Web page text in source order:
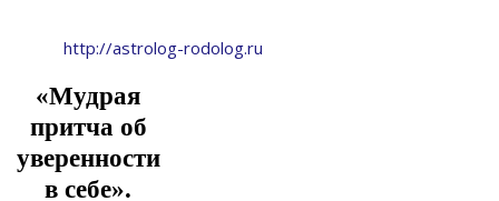
http://astrolog-rodolog.ru
«Мудрая
притча об
уверенности
в себе».